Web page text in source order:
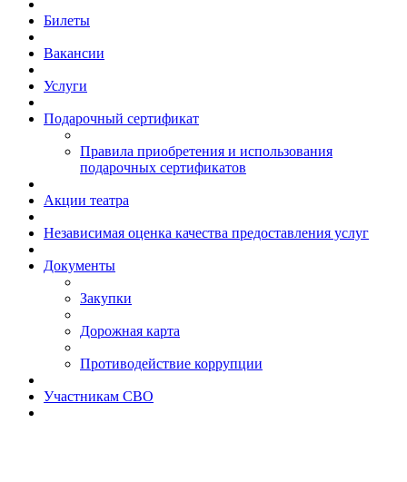
Билеты
Вакансии
Услуги
Подарочный сертификат
Правила приобретения и использования
подарочных сертификатов
Акции театра
Независимая оценка качества предоставления услуг
Документы
Закупки
Дорожная карта
Противодействие коррупции
Участникам СВО